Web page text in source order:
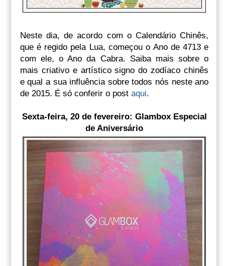
Neste dia, de acordo com o Calendário Chinês,
que é regido pela Lua, começou o Ano de 4713 e
com ele, o Ano da Cabra. Saiba mais sobre o
mais criativo e artístico signo do zodíaco chinês
e qual a sua influência sobre todos nós neste ano
de 2015. É só conferir o post aqui.
Sexta-feira, 20 de fevereiro: Glambox Especial
de Aniversário